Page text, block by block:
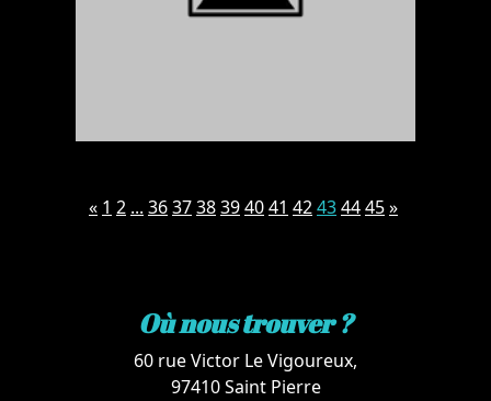
« 1 2 ... 363738394041 42434445»
Où nous trouver ?
60 rue Victor Le Vigoureux,
97410 Saint Pierre